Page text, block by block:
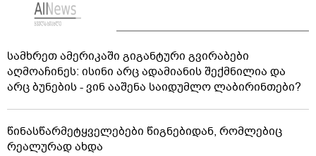
სამხრეთ ამერიკაში გიგანტური გვირაბები
აღმოაჩინეს: ისინი არც ადამიანის შექმნილია და
არც ბუნების - ვინ ააშენა საიდუმლო ლაბირინთები?
წინასწარმეტყველებები წიგნებიდან, რომლებიც
რეალურად ახდა